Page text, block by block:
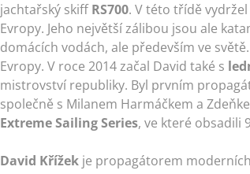
jachtařský skiffRS700. V této třídě
Evropy. Jeho největší zálibou jsou ale
domácích vodách, ale především ve
Evropy. V roce 2014 začal David také s
mistrovství republiky. Byl prvním
společně s Milanem Harmáčkem a
Extreme Sailing Series, ve které obsadili
David Křížek je propagátorem